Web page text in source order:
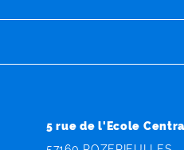
5 rue de l'Ecole